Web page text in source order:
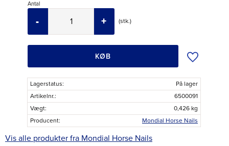
Antal
stk.
+
-
KØB Tilføj til
Lagerstatus
På lager
Artikelnr.
6500091
Vægt
0,426 kg
Producent
Mondial Horse Nails
Vis alle produkter fra Mondial Horse Nails